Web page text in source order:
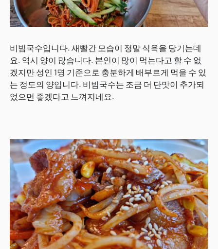
비빔국수입니다. 새빨간 모습이 정말 식욕을 당기는데
요. 역시 양이 많습니다. 본인이 많이 먹는다고 할 수 없
겠지만 성인 1명 기준으로 충분하게 배부르게 먹을 수 있
는 정도의 양입니다. 비빔국수는 조금 더 단맛이 추가되
었으면 좋겠다고 느껴지네요.